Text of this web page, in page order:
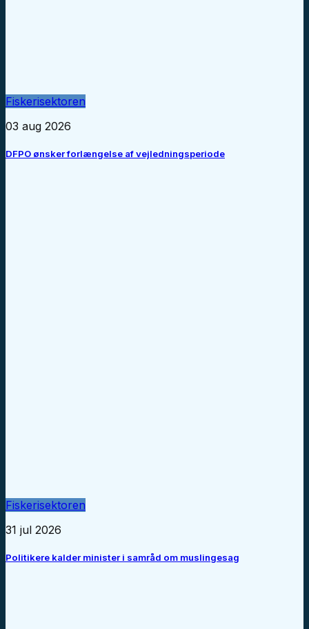
Fiskerisektoren
03 aug 2026
DFPO ønsker forlængelse af vejledningsperiode
Fiskerisektoren
31 jul 2026
Politikere kalder minister i samråd om muslingesag